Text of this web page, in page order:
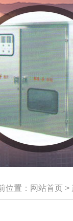
位置： 网站首页 >